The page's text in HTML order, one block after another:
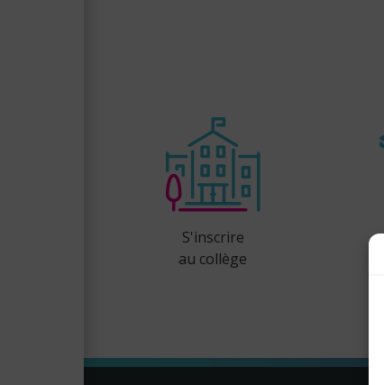
S'inscrire
au collège